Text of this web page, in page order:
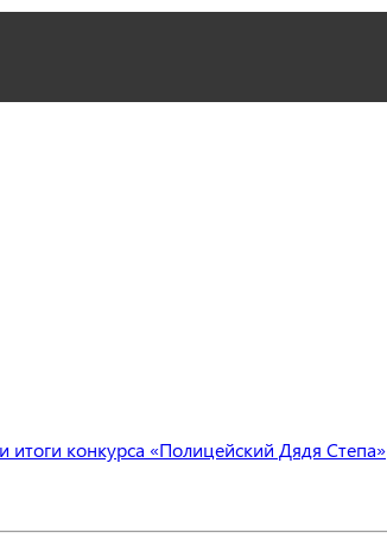
конкурса «Полицейский Дядя Степа»